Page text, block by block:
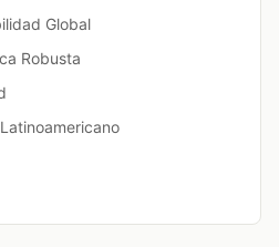
Global
Robusta